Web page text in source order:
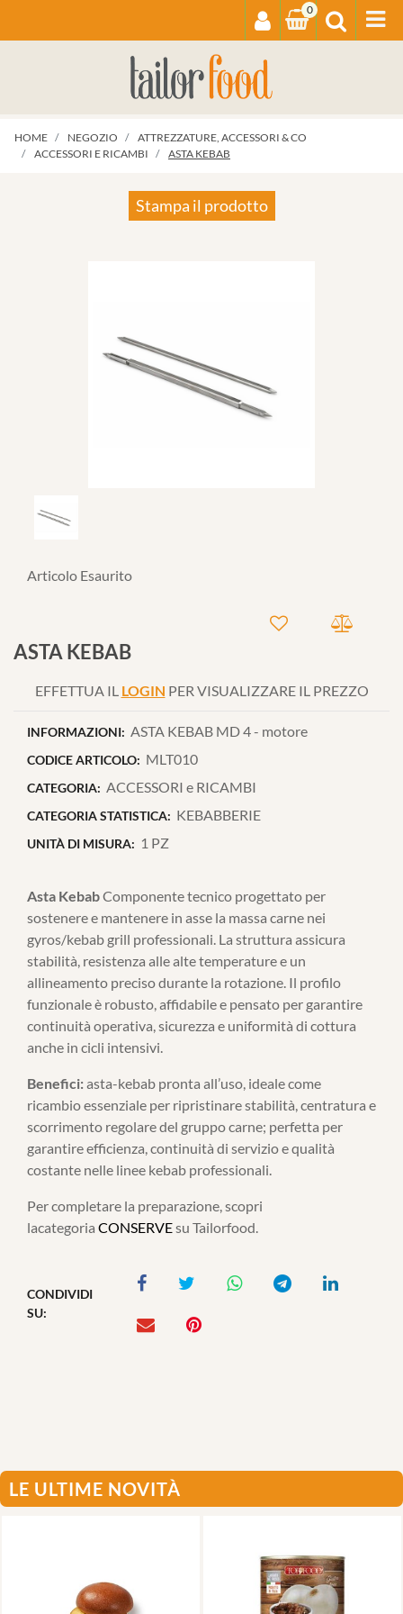
0
HOME NEGOZIO
ATTREZZATURE, ACCESSORI & CO
ACCESSORI E RICAMBI
ASTA KEBAB
Stampa il prodotto
Articolo Esaurito
ASTA KEBAB
EFFETTUA IL LOGIN PER VISUALIZZARE IL PREZZO
INFORMAZIONI: ASTA KEBAB MD 4 - motore
CODICE ARTICOLO: MLT010
CATEGORIA: ACCESSORI e RICAMBI
CATEGORIA STATISTICA: KEBABBERIE
UNITÀ DI MISURA: 1 PZ
Asta KebabComponente tecnico progettato per
sostenere e mantenere in asse la massa carne nei
gyros/kebab grill professionali. La struttura assicura
stabilità, resistenza alle alte temperature e un
allineamento preciso durante la rotazione. Il profilo
funzionale è robusto, affidabile e pensato per garantire
continuità operativa, sicurezza e uniformità di cottura
anche in cicli intensivi.
Benefici:asta-kebab pronta all’uso, ideale come
ricambio essenziale per ripristinare stabilità, centratura e
scorrimento regolare del gruppo carne; perfetta per
garantire efficienza, continuità di servizio e qualità
costante nelle linee kebab professionali.
Per completare la preparazione, scopri
lacategoria CONSERVEsu Tailorfood.
CONDIVIDI
SU:
LE ULTIME NOVITÀ